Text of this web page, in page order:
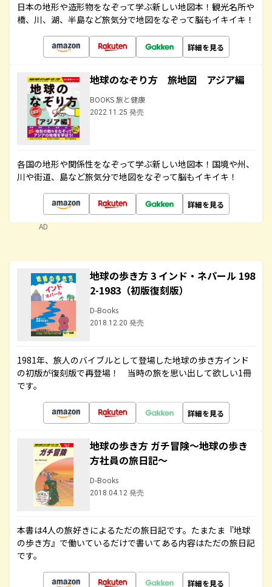
日本の地形や造形物をなぞって学ぶ新しい地図本！観光名所や
橋、川、湖、半島など旅気分で地図をなぞって脳もイキイキ！
詳細を見る
地球のなぞり方 旅地図 アジア編
BOOKS 旅と健康
2022.11.25 発売
各国の地形や関係性をなぞって学ぶ新しい地図本！国境や州、
川や街道、島など旅気分で地図をなぞって脳もイキイキ！
詳細を見る
AD
地球の歩き方 3 インド・ネパール 198
2-1983（初版復刻版）
D-Books
2018.12.20 発売
1981年、旅人のバイブルとして登場した地球の歩き方インド
の初版が復刻版で再登場！ 当時の旅を思い出して欲しい1冊
です。
詳細を見る
地球の歩き方 ガチ冒険～地球の歩き
方社員の旅日記～
D-Books
2018.04.12 発売
本書は4人の旅好きによるただの旅日記です。たまたま『地球
の歩き方』で働いているだけで書いてある内容はただの旅日記
です。
詳細を見る